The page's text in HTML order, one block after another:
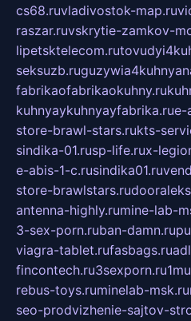
cs68.ruvladivostok-map.ru
raszar.ruvskrytie-zamkov-
lipetsktelecom.ru
seksuzb.ru
fabrikaofabrikaokuhny.ru
kuhnyaykuhnyayfabrika.rue-
store-brawl-stars.rukts-
sindika-01.rusp-life.rux-
e-abis-1-c.rusindika01.ru
store-brawlstars.ru
antenna-highly.rumine-lab-
3-sex-porn.ruban-damn.ru
viagra-tablet.rufasbags.ru
fincontech.ru3sexporn.ru
rebus-toys.ruminelab-msk.ru
seo-prodvizhenie-sajtov-